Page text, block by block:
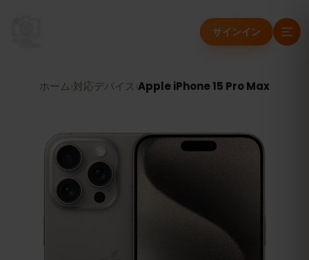
サインイン
ホーム 対応デバイス Apple iPhone 15 Pro Max